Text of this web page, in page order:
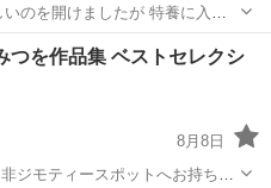
のを開けましたが 特養に入居
にお譲りします。
譲り
つを作品集 ベストセレクシ
8月8日
モティースポットへお持ち込